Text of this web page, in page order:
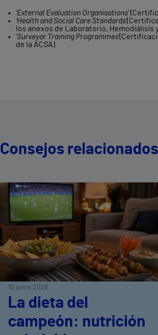
‘External Evaluation Organisations’
‘Health and Social Care Standards‘
los anexos de Laboratorio,
‘Surveyor Training Programmes‘
de la ACSA).
Consejos relacionados
10 junio 2026
La dieta del
campeón: nutrición